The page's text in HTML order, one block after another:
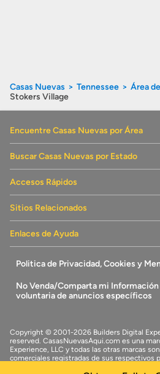
Casas Nuevas Tennessee Área
Stokers Village
Encuentre Casas Nuevas por Área
Buscar Casas Nuevas por Estado
Accesos Rápidos
Sitios Relacionados
Enlaces de Ayuda
Politica de Privacidad, Cookies y
No Venda/Comparta mi Información
voluntaria de anuncios específicos
Copyright © 2001-2026 Builders Digital
reserved. CasasNuevasAqui.com es una
Experience, LLC y todas las otras marcas
comerciales registradas de sus respectivos